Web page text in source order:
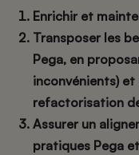
Enrichir et
Transposer les
Pega, en
inconvénients)
refactorisation
Assurer un
pratiques Pega